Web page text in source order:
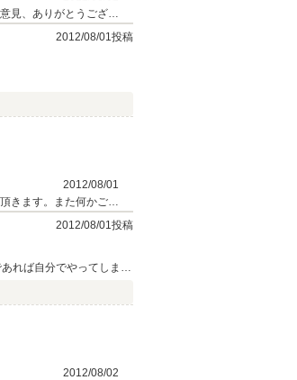
見、ありがとうござい
2012/08/01投稿
2012/08/01
きます。また何かござ
2012/08/01投稿
れば自分でやってしまう
2012/08/02